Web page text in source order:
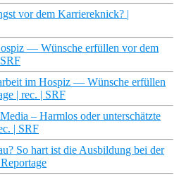
vor dem Karriereknick? |
— Wünsche erfüllen vor dem
im Hospiz — Wünsche erfüllen
| rec. | SRF
– Harmlos oder unterschätzte
| SRF
So hart ist die Ausbildung bei der